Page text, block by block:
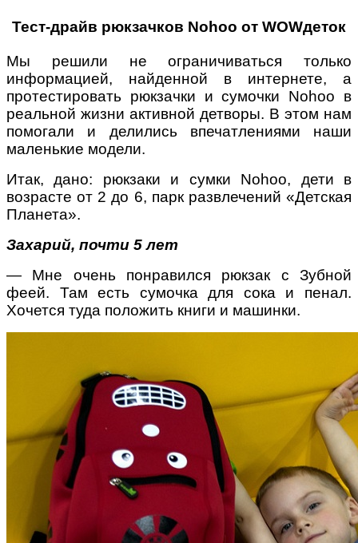
Тест-драйв рюкзачков Nohoo от WOWдеток
Мы решили не ограничиваться только
информацией, найденной в интернете, а
протестировать рюкзачки и сумочки Nohoo в
реальной жизни активной детворы. В этом нам
помогали и делились впечатлениями наши
маленькие модели.
Итак, дано: рюкзаки и сумки Nohoo, дети в
возрасте от 2 до 6, парк развлечений «Детская
Планета».
Захарий, почти 5 лет
— Мне очень понравился рюкзак с Зубной
феей. Там есть сумочка для сока и пенал.
Хочется туда положить книги и машинки.